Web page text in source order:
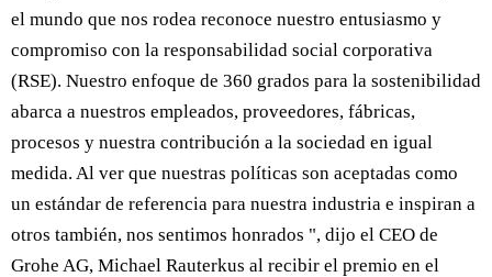
el mundo que nos rodea reconoce nuestro entusiasmo y
compromiso con la responsabilidad social corporativa
(RSE). Nuestro enfoque de 360 grados para la sostenibilidad
abarca a nuestros empleados, proveedores, fábricas,
procesos y nuestra contribución a la sociedad en igual
medida. Al ver que nuestras políticas son aceptadas como
un estándar de referencia para nuestra industria e inspiran a
otros también, nos sentimos honrados ", dijo el CEO de
Grohe AG, Michael Rauterkus al recibir el premio en el